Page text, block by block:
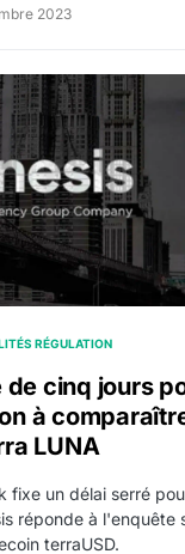
2023
pour escroquerie
jours pour
RÉGULATION
de cinq jours
à
LUNA
fixe un délai serré
réponde à l'enquête
terraUSD.